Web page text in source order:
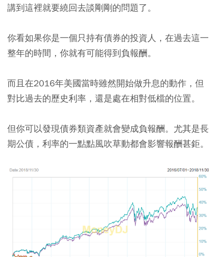
講到這裡就要繞回去談剛剛的問題了。
你看如果你是一個只持有債券的投資人，在過去這一
整年的時間，你就有可能得到負報酬。
而且在2016年美國當時雖然開始做升息的動作，但
對比過去的歷史利率，還是處在相對低檔的位置。
但你可以發現債券類資產就會變成負報酬。尤其是長
期公債，利率的一點點風吹草動都會影響報酬甚鉅。